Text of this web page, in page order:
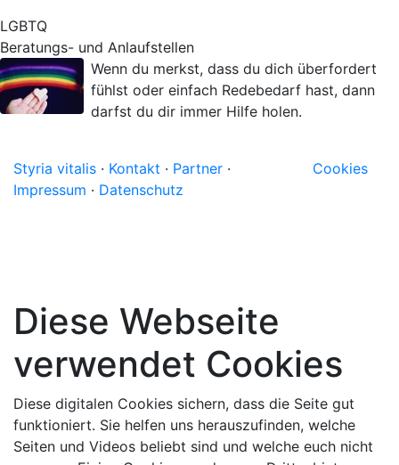
LGBTQ
Beratungs- und Anlaufstellen
Wenn du merkst, dass du dich überfordert
fühlst oder einfach Redebedarf hast, dann
darfst du dir immer Hilfe holen.
Styria vitalis · Kontakt · Partner ·
Impressum · Datenschutz
Cookies
Diese Webseite
verwendet Cookies
Diese digitalen Cookies sichern, dass die Seite gut
funktioniert. Sie helfen uns herauszufinden, welche
Seiten und Videos beliebt sind und welche euch nicht